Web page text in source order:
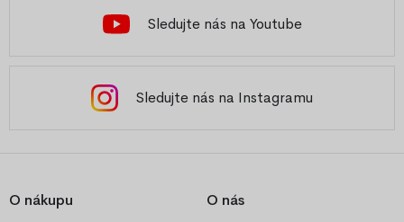
Sledujte nás na Youtube
Sledujte nás na Instagramu
O nákupu O nás